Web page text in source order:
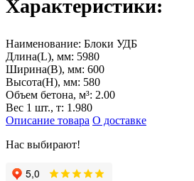
Характеристики:
Наименование: Блоки УДБ
Длина(L), мм: 5980
Ширина(B), мм: 600
Высота(H), мм: 580
Объем бетона, м³: 2.00
Вес 1 шт., т: 1.980
Описание товара О доставке
Нас выбирают!